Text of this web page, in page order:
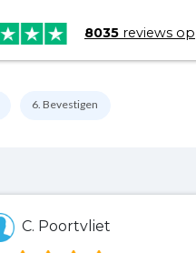
8035 reviews op
6. Bevestigen
C. Poortvliet